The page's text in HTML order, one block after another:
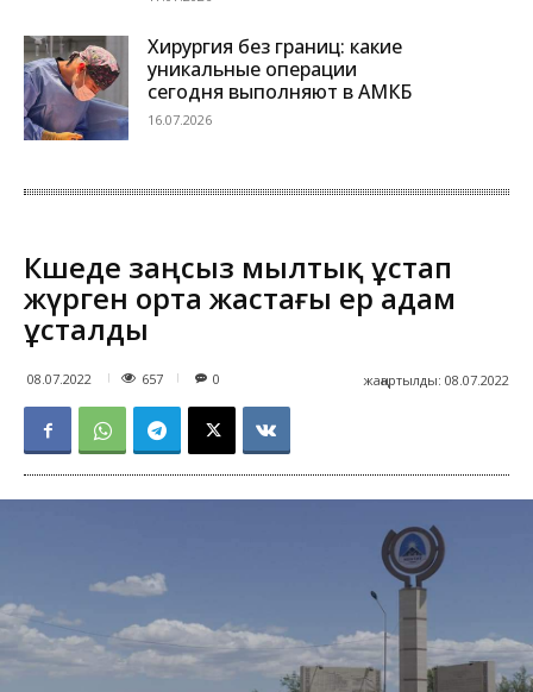
Хирургия без границ: какие
уникальные операции
сегодня выполняют в АМКБ
16.07.2026